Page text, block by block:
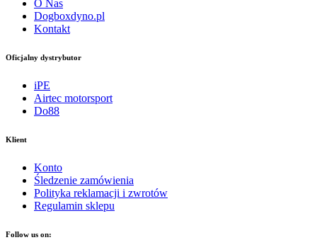
O Nas
Dogboxdyno.pl
Kontakt
Oficjalny dystrybutor
iPE
Airtec motorsport
Do88
Klient
Konto
Śledzenie zamówienia
Polityka reklamacji i zwrotów
Regulamin sklepu
Follow us on: